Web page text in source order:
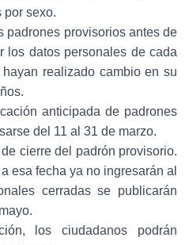
por sexo.
padrones provisorios antes de
los datos personales de cada
realizado cambio en su
anticipada de padrones
del 11 al 31 de marzo.
cierre del padrón provisorio.
esa fecha ya no ingresarán al
cerradas se publicarán
los ciudadanos podrán